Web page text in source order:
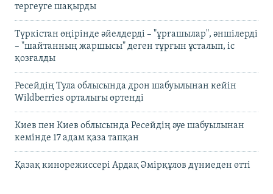
тергеуге шақырды
Түркістан өңірінде әйелдерді – "ұрғашылар", әншілерді
– "шайтанның жаршысы" деген тұрғын ұсталып, іс
қозғалды
Ресейдің Тула облысында дрон шабуылынан кейін
Wildberries орталығы өртенді
Киев пен Киев облысында Ресейдің әуе шабуылынан
кемінде 17 адам қаза тапқан
Қазақ кинорежиссері Ардақ Әмірқұлов дүниеден өтті